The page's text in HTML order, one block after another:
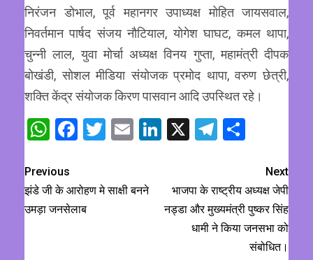
निरंजन डोभाल, पूर्व महानगर उपाध्यक्ष मोहित जायसवाल,
निवर्तमान पार्षद संजय नौटियाल, योगेश घाघट, कमल थापा,
चुन्नी लाल, युवा मोर्चा अध्यक्ष विनय गुप्ता, महामंत्री दीपक
बोखंडी, सोशल मीडिया संयोजक प्रमोद थापा, वरुण छेत्री,
शक्ति केंद्र संयोजक किरण पासवान आदि उपस्थित रहे।
WhatsApp
Facebook
Twitter
EmailLinkedIn
X Telegram
Previous
झंडे जी के आरोहण मे साक्षी बनने
उमड़ा जनसेलाब
Next
भाजपा के राष्ट्रीय अध्यक्ष जेपी
नड्डा और मुख्यमंत्री पुष्कर सिंह
धामी ने किया जनसभा को
संबोधित।